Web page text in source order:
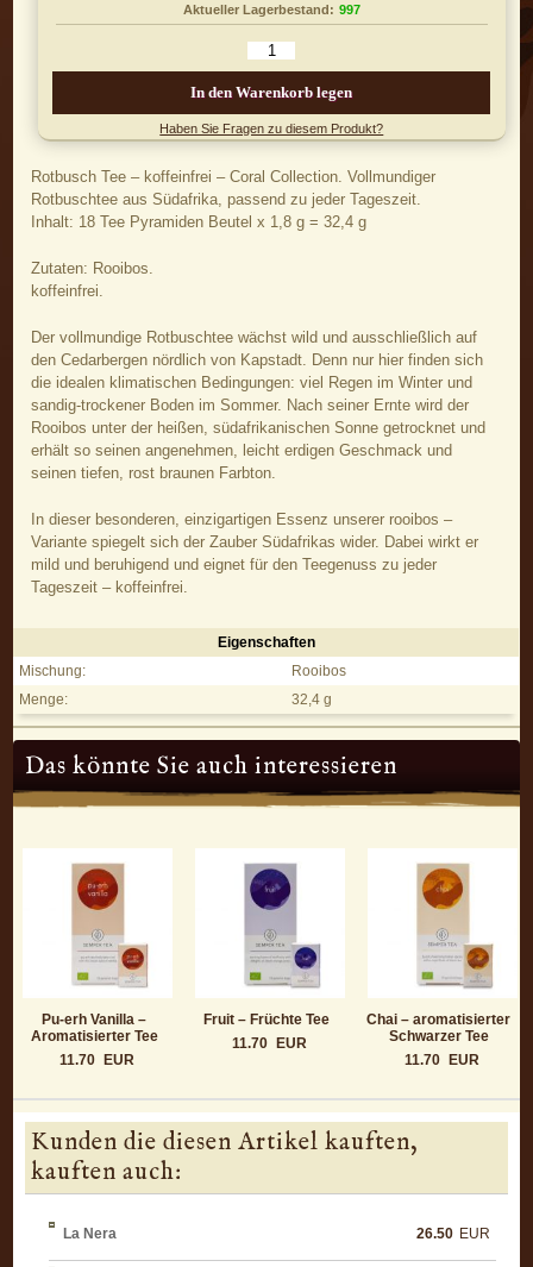
Aktueller Lagerbestand: 997
Haben Sie Fragen zu diesem Produkt?
Rotbusch Tee – koffeinfrei – Coral Collection. Vollmundiger
Rotbuschtee aus Südafrika, passend zu jeder Tageszeit.
Inhalt: 18 Tee Pyramiden Beutel x 1,8 g = 32,4 g
Zutaten: Rooibos.
koffeinfrei.
Der vollmundige Rotbuschtee wächst wild und ausschließlich auf
den Cedarbergen nördlich von Kapstadt. Denn nur hier finden sich
die idealen klimatischen Bedingungen: viel Regen im Winter und
sandig-trockener Boden im Sommer. Nach seiner Ernte wird der
Rooibos unter der heißen, südafrikanischen Sonne getrocknet und
erhält so seinen angenehmen, leicht erdigen Geschmack und
seinen tiefen, rost braunen Farbton.
In dieser besonderen, einzigartigen Essenz unserer rooibos –
Variante spiegelt sich der Zauber Südafrikas wider. Dabei wirkt er
mild und beruhigend und eignet für den Teegenuss zu jeder
Tageszeit – koffeinfrei.
Rooibos – Rotbusch Tee - Eigenschaften
Eigenschaften
Mischung:
Rooibos
Menge:
32,4 g
Das könnte Sie auch interessieren
Pu-erh Vanilla –
Aromatisierter Tee
11.70
EUR
Fruit – Früchte Tee
11.70
EUR
Chai – aromatisierter
Schwarzer Tee
11.70
EUR
Kunden die diesen Artikel kauften,
kauften auch:
La Nera 26.50 EUR